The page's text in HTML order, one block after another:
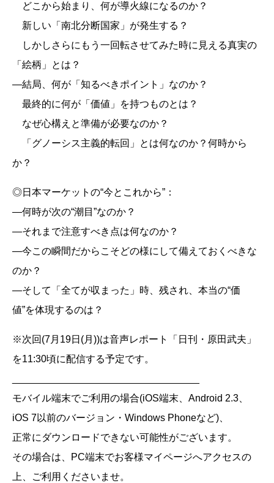
どこから始まり、何が導火線になるのか？
新しい「南北分断国家」が発生する？
しかしさらにもう一回転させてみた時に見える真実の
「絵柄」とは？
―結局、何が「知るべきポイント」なのか？
最終的に何が「価値」を持つものとは？
なぜ心構えと準備が必要なのか？
「グノーシス主義的転回」とは何なのか？何時から
か？
◎日本マーケットの“今とこれから”：
―何時が次の“潮目”なのか？
―それまで注意すべき点は何なのか？
―今この瞬間だからこそどの様にして備えておくべきな
のか？
―そして「全てが収まった」時、残され、本当の“価
値”を体現するのは？
※次回(7月19日(月))は音声レポート「日刊・原田武夫」
を11:30頃に配信する予定です。
モバイル端末でご利用の場合(iOS端末、Android 2.3、
iOS 7以前のバージョン・Windows Phoneなど)、
正常にダウンロードできない可能性がございます。
その場合は、PC端末でお客様マイページへアクセスの
上、ご利用くださいませ。